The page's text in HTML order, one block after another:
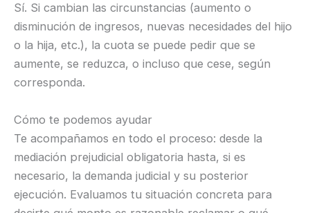
Sí. Si cambian las circunstancias (aumento o
disminución de ingresos, nuevas necesidades del hijo
o la hija, etc.), la cuota se puede pedir que se
aumente, se reduzca, o incluso que cese, según
corresponda.
Cómo te podemos ayudar
Te acompañamos en todo el proceso: desde la
mediación prejudicial obligatoria hasta, si es
necesario, la demanda judicial y su posterior
ejecución. Evaluamos tu situación concreta para